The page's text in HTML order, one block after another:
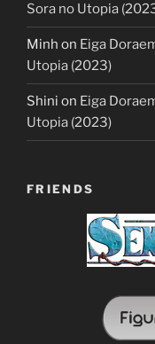
Sora no Utopia
Minh on Eiga
Utopia (2023)
Shini on Eiga
Utopia (2023)
FRIENDS